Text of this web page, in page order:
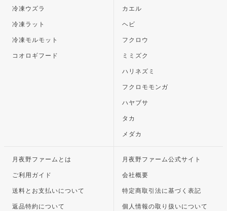
冷凍ウズラ
冷凍ラット
冷凍モルモット
コオロギフード
カエル
ヘビ
フクロウ
ミミズク
ハリネズミ
フクロモモンガ
ハヤブサ
タカ
メダカ
月夜野ファームとは
ご利用ガイド
送料とお支払いについて
返品特約について
月夜野ファーム公式サイト
会社概要
特定商取引法に基づく表記
個人情報の取り扱いについて